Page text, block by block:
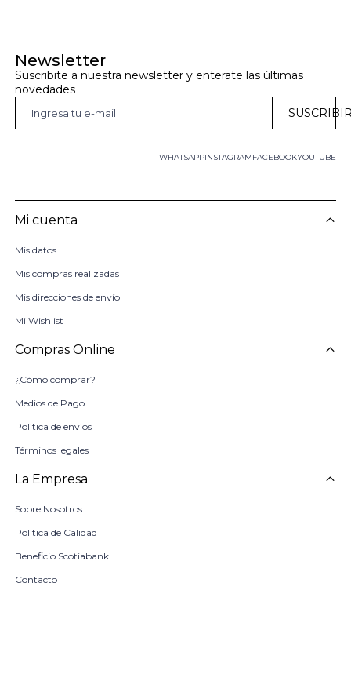
Newsletter
Suscribite a nuestra newsletter y enterate las últimas
novedades
WHATSAPP FACEBOOKYOUTUBE
INSTAGRAM
Mi cuenta
Mis datos
Mis compras realizadas
Mis direcciones de envío
Mi Wishlist
Compras Online
¿Cómo comprar?
Medios de Pago
Política de envíos
Términos legales
La Empresa
Sobre Nosotros
Política de Calidad
Beneficio Scotiabank
Contacto